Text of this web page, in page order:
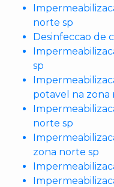
norte sp
Desinfeccao de
sp
potavel na zona
norte sp
zona norte sp